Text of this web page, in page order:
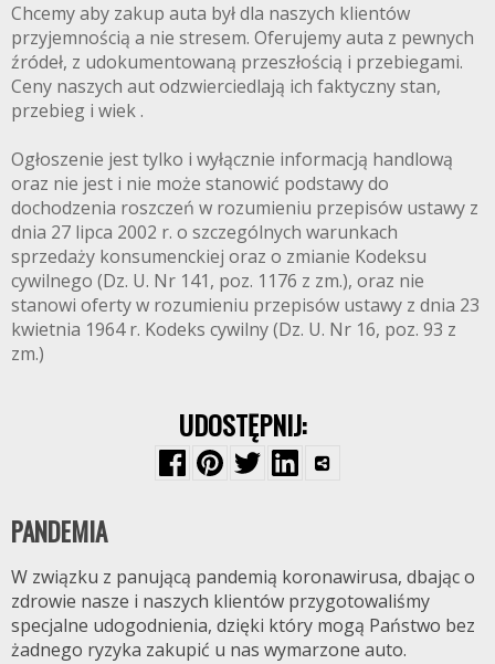
Chcemy aby zakup auta był dla naszych klientów
przyjemnością a nie stresem. Oferujemy auta z pewnych
źródeł, z udokumentowaną przeszłością i przebiegami.
Ceny naszych aut odzwierciedlają ich faktyczny stan,
przebieg i wiek .
Ogłoszenie jest tylko i wyłącznie informacją handlową
oraz nie jest i nie może stanowić podstawy do
dochodzenia roszczeń w rozumieniu przepisów ustawy z
dnia 27 lipca 2002 r. o szczególnych warunkach
sprzedaży konsumenckiej oraz o zmianie Kodeksu
cywilnego (Dz. U. Nr 141, poz. 1176 z zm.), oraz nie
stanowi oferty w rozumieniu przepisów ustawy z dnia 23
kwietnia 1964 r. Kodeks cywilny (Dz. U. Nr 16, poz. 93 z
zm.)
UDOSTĘPNIJ:
PANDEMIA
W związku z panującą pandemią koronawirusa, dbając o
zdrowie nasze i naszych klientów przygotowaliśmy
specjalne udogodnienia, dzięki który mogą Państwo bez
żadnego ryzyka zakupić u nas wymarzone auto.